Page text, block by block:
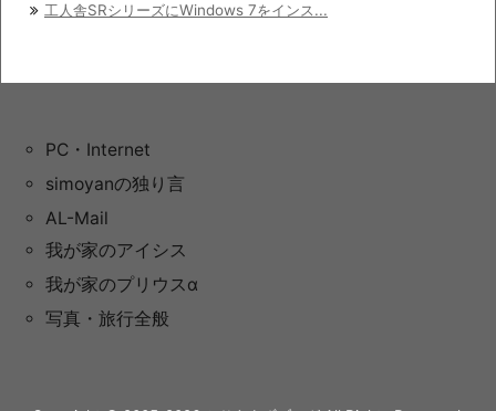
工人舎SRシリーズにWindows 7をインス...
PC・Internet
simoyanの独り言
AL-Mail
我が家のアイシス
我が家のプリウスα
写真・旅行全般